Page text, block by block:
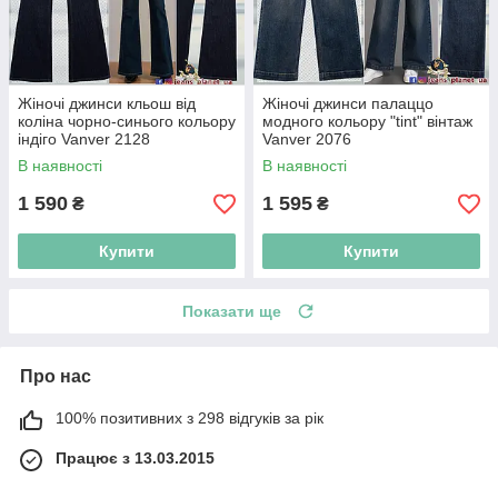
Жіночі джинси кльош від
коліна чорно-синього кольору
індіго Vanver 2128
В наявності
1 590 ₴
Купити
Жіночі джинси палаццо
модного кольору "tint" вінтаж
Vanver 2076
В наявності
1 595 ₴
Купити
Показати ще
Про нас
100% позитивних з 298 відгуків за рік
Працює з 13.03.2015